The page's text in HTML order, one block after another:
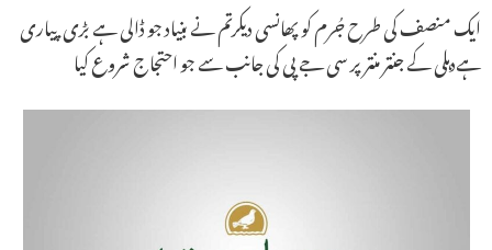
ایک منصف کی طرح جُرم کو پھانسی دیکرتم نے بنیاد جو ڈالی ہے بڑی پیاری
ہےدہلی کے جنتر منتر پر سی جے پی کی جانب سے جو احتجاج شروع کیا